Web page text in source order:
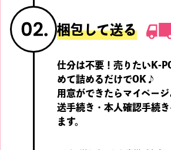
買取強化中!! 買
BTS
梱包して送る
仕分は不要！売りたいK-
めて詰めるだけでOK♪
用意ができたらマイペー
送手続き・ 本人確認手続
ます。